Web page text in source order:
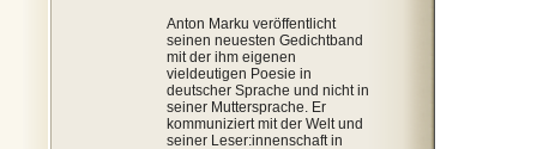
Anton Marku veröffentlicht
seinen neuesten Gedichtband
mit der ihm eigenen
vieldeutigen Poesie in
deutscher Sprache und nicht in
seiner Muttersprache. Er
kommuniziert mit der Welt und
seiner Leser:innenschaft in